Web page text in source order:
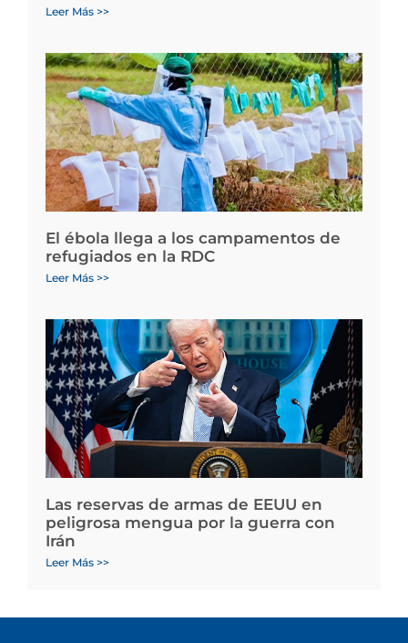
Leer Más >>
El ébola llega a los campamentos de
refugiados en la RDC
Leer Más >>
Las reservas de armas de EEUU en
peligrosa mengua por la guerra con
Irán
Leer Más >>